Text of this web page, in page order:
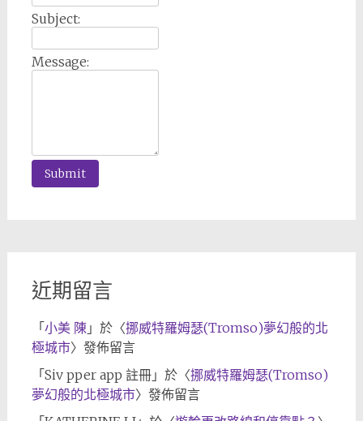
Subject:
Message:
近期留言
「小美 陳 」於〈挪威特羅姆瑟(Tromso)夢幻般的北
極城市〉發佈留言
「Siv pper app 註冊」於〈挪威特羅姆瑟(Tromso)
夢幻般的北極城市〉發佈留言